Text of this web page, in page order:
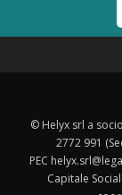
© Helyx srl a
2772 991
PEC
Capitale